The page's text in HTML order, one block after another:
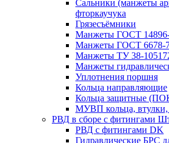
Сальники (манжеты
фторкаучука
Грязесъёмники
Манжеты ГОСТ
Манжеты ГОСТ 6678-
Манжеты ТУ 38-
Манжеты
Уплотнения поршня
Кольца направляющие
Кольца защитные
МУВП кольца, втулки,
РВД в сборе с фитингами
РВД с фитингами DK
Гидравлические БРС